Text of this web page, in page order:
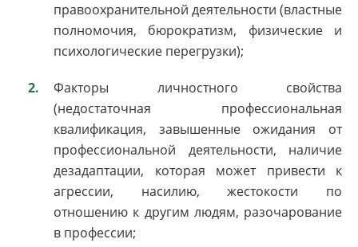
правоохранительной деятельности (властные
полномочия, бюрократизм, физические и
психологические перегрузки);
Факторы личностного свойства
(недостаточная профессиональная
квалификация, завышенные ожидания от
профессиональной деятельности, наличие
дезадаптации, которая может привести к
агрессии, насилию, жестокости по
отношению к другим людям, разочарование
в профессии;